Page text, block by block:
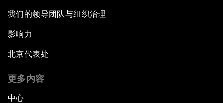
我们的领导团队与组织治理
影响力
北京代表处
更多内容
中心